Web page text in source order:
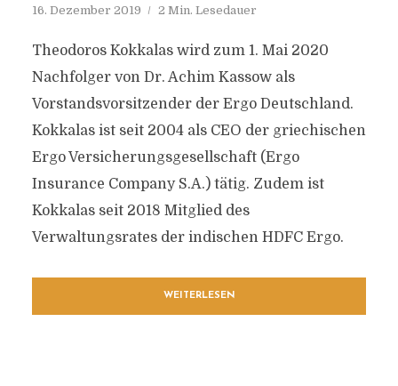
16. Dezember 2019 2 Min. Lesedauer
Theodoros Kokkalas wird zum 1. Mai 2020
Nachfolger von Dr. Achim Kassow als
Vorstandsvorsitzender der Ergo Deutschland.
Kokkalas ist seit 2004 als CEO der griechischen
Ergo Versicherungsgesellschaft (Ergo
Insurance Company S.A.) tätig. Zudem ist
Kokkalas seit 2018 Mitglied des
Verwaltungsrates der indischen HDFC Ergo.
WEITERLESEN